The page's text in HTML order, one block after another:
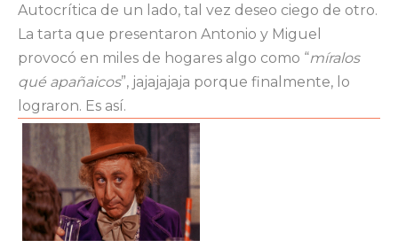
Autocrítica de un lado, tal vez deseo ciego de otro.
La tarta que presentaron Antonio y Miguel
provocó en miles de hogares algo como “míralos
qué apañaicos”, jajajajaja porque finalmente, lo
lograron. Es así.